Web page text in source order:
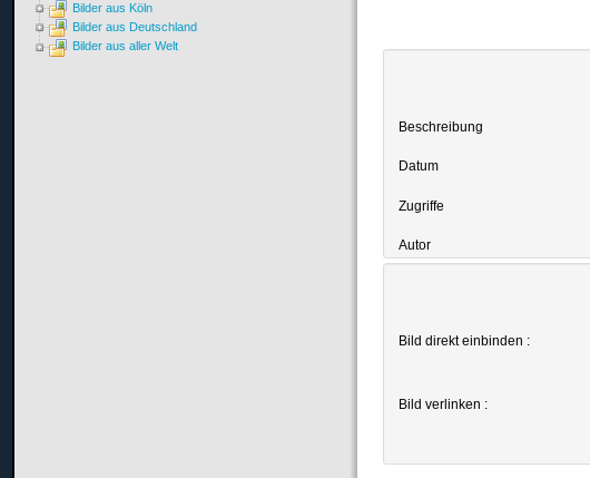
Beschreibung
Datum
Zugriffe
Autor
Bild direkt einbinden :
Bild verlinken :
Bilder aus Köln
Bilder aus Deutschland
Bilder aus aller Welt